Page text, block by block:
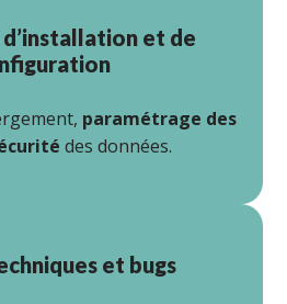
et de
paramétrage des
des données.
et bugs